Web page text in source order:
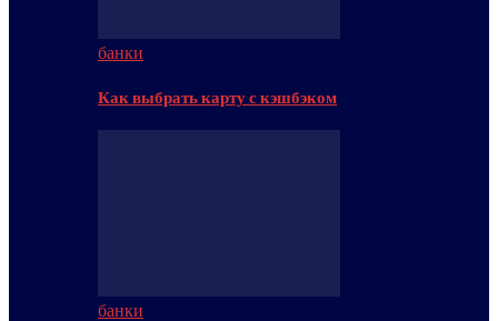
банки
Как выбрать карту с кэшбэком
банки